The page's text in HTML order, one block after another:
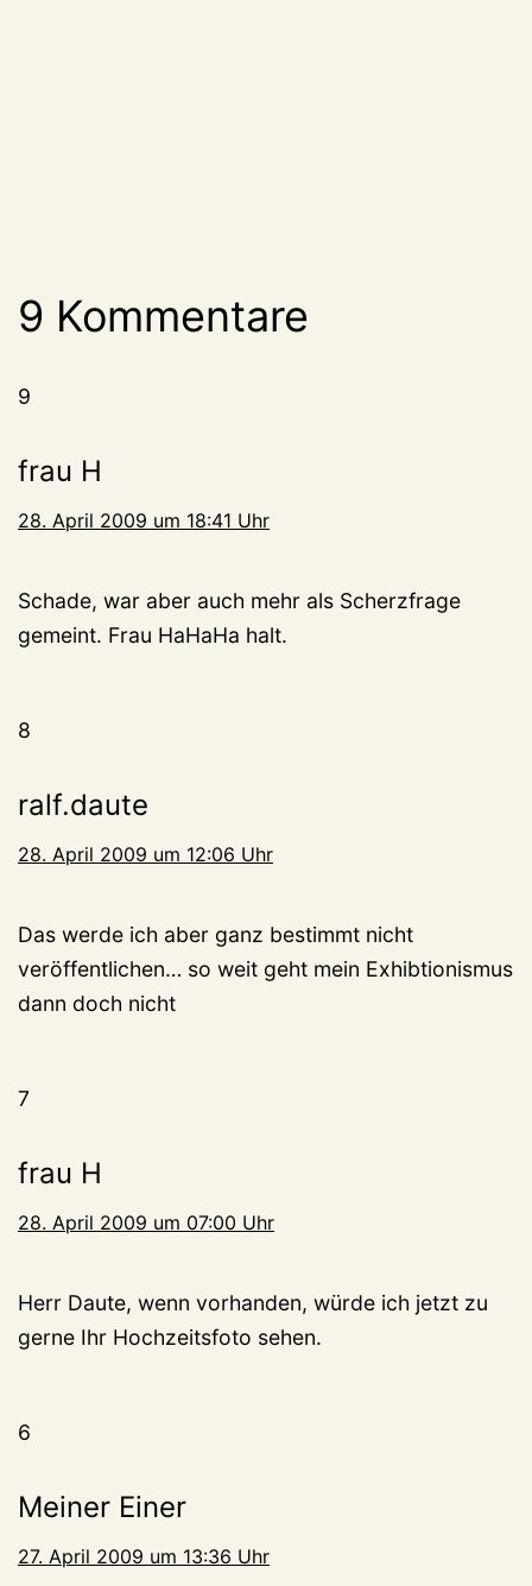
9 Kommentare
9
frau H
28. April 2009 um 18:41 Uhr
Schade, war aber auch mehr als Scherzfrage
gemeint. Frau HaHaHa halt.
8
ralf.daute
28. April 2009 um 12:06 Uhr
Das werde ich aber ganz bestimmt nicht
veröffentlichen… so weit geht mein Exhibtionismus
dann doch nicht
7
frau H
28. April 2009 um 07:00 Uhr
Herr Daute, wenn vorhanden, würde ich jetzt zu
gerne Ihr Hochzeitsfoto sehen.
6
Meiner Einer
27. April 2009 um 13:36 Uhr